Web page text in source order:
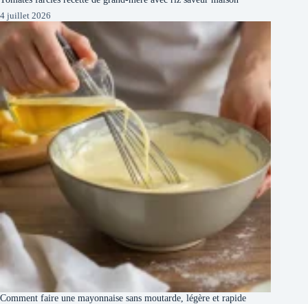
4 juillet 2026
Comment faire une mayonnaise sans moutarde, légère et rapide